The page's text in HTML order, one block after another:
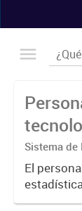
Sistema
Tecnología
El
personas